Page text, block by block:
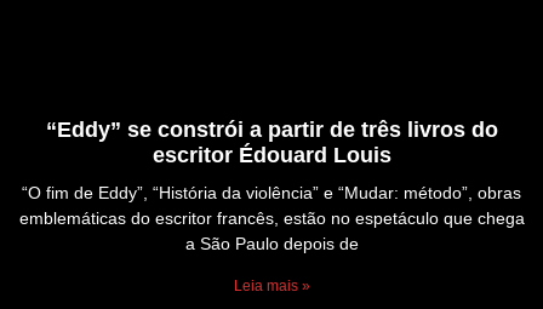
“Eddy” se constrói a partir de três livros do
escritor Édouard Louis
“O fim de Eddy”, “História da violência” e “Mudar: método”, obras
emblemáticas do escritor francês, estão no espetáculo que chega
a São Paulo depois de
Leia mais »